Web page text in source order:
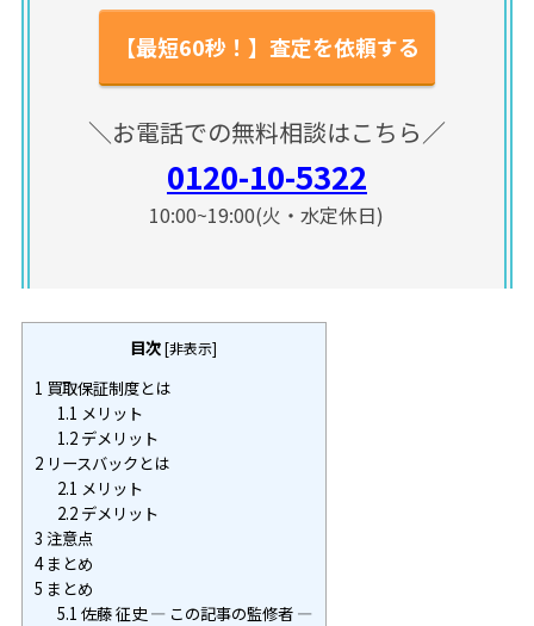
【最短60秒！】査定を依頼する
＼お電話での無料相談はこちら／
0120-10-5322
10:00~19:00(火・水定休日)
目次[非表示]
1 買取保証制度とは
1.1 メリット
1.2 デメリット
2リースバックとは
2.1 メリット
2.2 デメリット
3 注意点
4まとめ
5 まとめ
5.1 佐藤 征史 ― この記事の監修者 ―